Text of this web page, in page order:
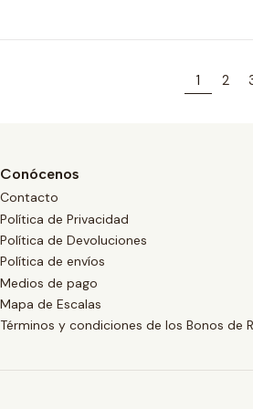
1 2
Conócenos
Contacto
Política de Privacidad
Política de Devoluciones
Política de envíos
Medios de pago
Mapa de Escalas
Términos y condiciones de los Bonos de